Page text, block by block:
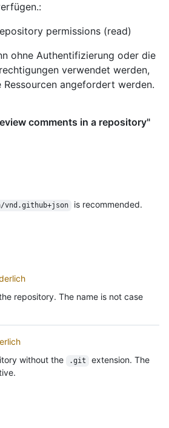
permissions (read)
ohne Authentifizierung oder die
verwendet werden,
angefordert werden.
comments in a repository"
is recommended.
repository. The name is not case
without the
.git
extension. The